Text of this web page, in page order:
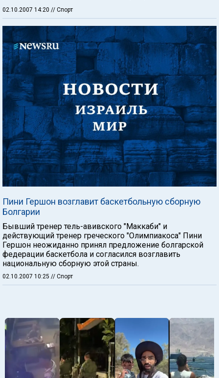
02.10.2007 14:20 // Спорт
Пини Гершон возглавит баскетбольную сборную
Болгарии
Бывший тренер тель-авивского "Маккаби" и
действующий тренер греческого "Олимпиакоса" Пини
Гершон неожиданно принял предложение болгарской
федерации баскетбола и согласился возглавить
национальную сборную этой страны.
02.10.2007 10:25 // Спорт